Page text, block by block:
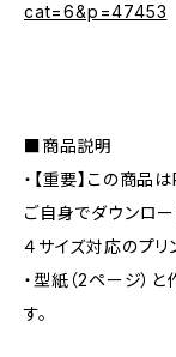
cat=6&p=47453
■商品説明
・【重要】この商品
ご自身でダウンロー
４サイズ対応のプリ
・型紙（2ページ）
す。